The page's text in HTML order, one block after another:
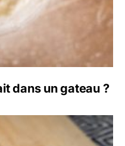
dans un gateau ?